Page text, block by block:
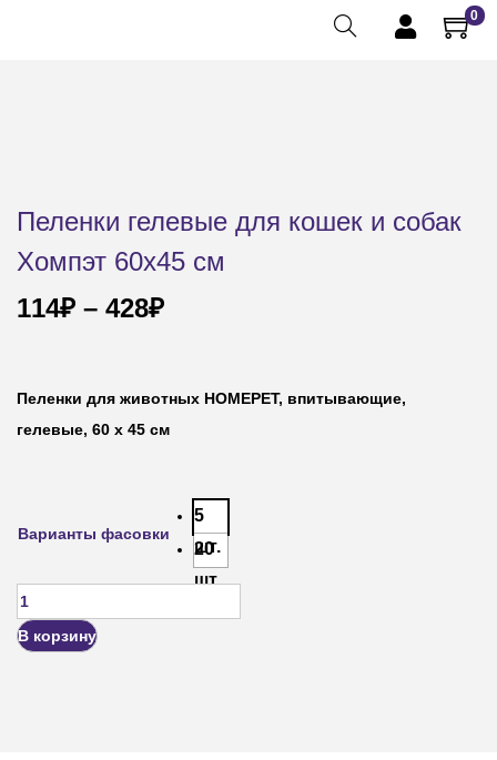
0
Пеленки гелевые для кошек и собак
Хомпэт 60х45 см
114₽ – 428₽
Пеленки для животных HOMEPET, впитывающие,
гелевые, 60 х 45 см
Варианты фасовки
5
шт.
20
шт.
В корзину